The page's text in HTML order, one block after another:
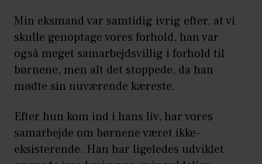
Min eksmand var samtidig ivrig efter, at vi
skulle genoptage vores forhold, han var
også meget samarbejdsvillig i forhold til
børnene, men alt det stoppede, da han
mødte sin nuværende kæreste.
Efter hun kom ind i hans liv, har vores
samarbejde om børnene været ikke-
eksisterende. Han har ligeledes udviklet